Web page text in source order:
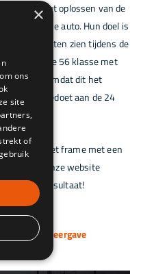
zich op het oplossen van de
elektrische auto. Hun doel is
en dit te laten zien tijdens de
in de Garage 56 klasse met
erg uniek omdat dit het
zijn die meedoet aan de 24
hebben het frame met een
Houdt onze website
het eindresultaat!
volledige weergave
×
ons
site
of